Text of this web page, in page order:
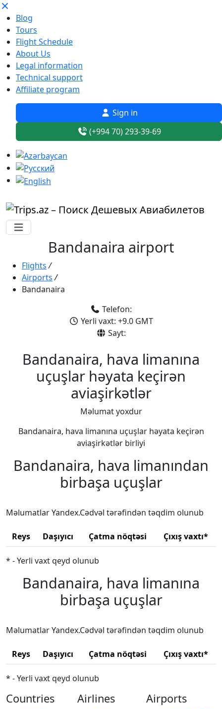
Blog
Tours
Flight Schedule
About Us
Legal information
Technical support
Affiliate program
Sign in
(+994 70) 293-39-69
Bandanaira airport
Flights /
Airports /
Bandanaira
Telefon:
Yerli vaxt: +9.0 GMT
Sayt:
Bandanaira, hava limanına
uçuşlar həyata keçirən
aviaşirkətlər
Məlumat yoxdur
Bandanaira, hava limanına uçuşlar həyata keçirən
aviaşirkətlər birliyi
Bandanaira, hava limanından
birbaşa uçuşlar
Məlumatlar Yandex.Cədvəl tərəfindən təqdim olunub
Reys Daşıyıcı Çatma nöqtəsi Çıxış vaxtı*
* - Yerli vaxt qeyd olunub
Bandanaira, hava limanına
birbaşa uçuşlar
Məlumatlar Yandex.Cədvəl tərəfindən təqdim olunub
Reys Daşıyıcı Çatma nöqtəsi Çıxış vaxtı*
* - Yerli vaxt qeyd olunub
Countries Airlines Airports